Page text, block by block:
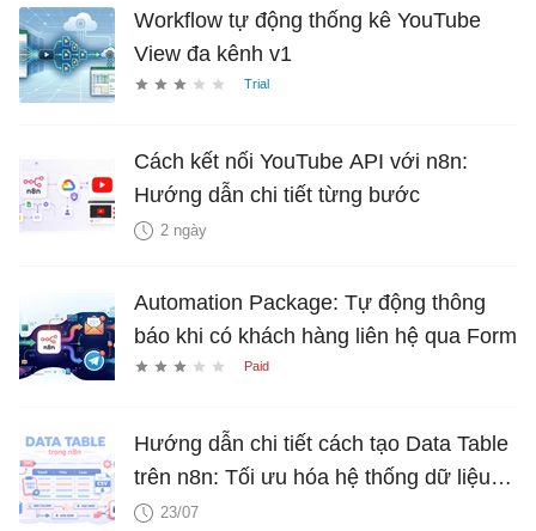
Workflow tự động thống kê YouTube
View đa kênh v1
Cách kết nối YouTube API với n8n:
Hướng dẫn chi tiết từng bước
2 ngày
Automation Package: Tự động thông
báo khi có khách hàng liên hệ qua Form
Hướng dẫn chi tiết cách tạo Data Table
trên n8n: Tối ưu hóa hệ thống dữ liệu tự
động23/07